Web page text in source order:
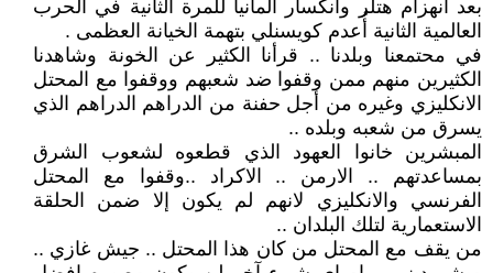
بعد انهزام هتلر وانكسار المانيا للمرة الثانية في الحرب
العالمية الثانية أُعدم كويسنلي بتهمة الخيانة العظمى .
في محتمعنا وبلدنا .. قرأنا الكثير عن الخونة وشاهدنا
الكثيرين منهم ممن وقفوا ضد شعبهم ووقفوا مع المحتل
الانكليزي وغيره من أجل حفنة من الدراهم الدراهم الذي
يسرق من شعبه وبلده ..
المبشرين خانوا العهود الذي قطعوه لشعوب الشرق
بمساعدتهم .. الارمن .. الاكراد ..وقفوا مع المحتل
الفرنسي والانكليزي لانهم لم يكون إلا ضمن الحلقة
الاستعمارية لتلك البلدان ..
من يقف مع المحتل من كان هذا المحتل .. جيش غازي ..